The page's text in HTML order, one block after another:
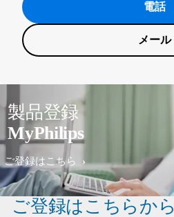
電話
メール
製品登録
MyPhilips
ご登録はこちら
ご登録はこちらから